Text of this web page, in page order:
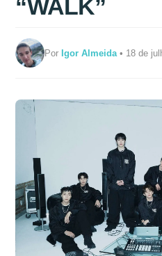
“WALK”
PorIgor Almeida • 18 de